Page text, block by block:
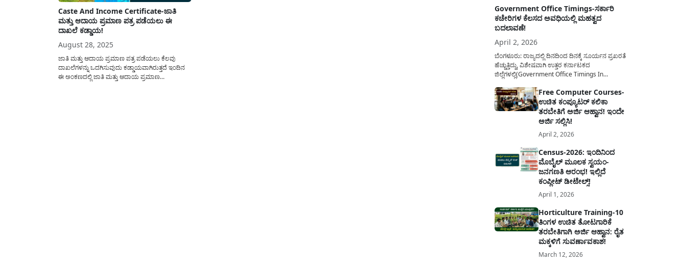
Caste And Income Certificate-ಜಾತಿ
ಮತ್ತು ಆದಾಯ ಪ್ರಮಾಣ ಪತ್ರ ಪಡೆಯಲು ಈ
ದಾಖಲೆ ಕಡ್ಡಾಯ!
August 28, 2025
ಜಾತಿ ಮತ್ತು ಆದಾಯ ಪ್ರಮಾಣ ಪತ್ರ ಪಡೆಯಲು ಕೆಲವು
ದಾಖಲೆಗಳನ್ನು ಒದಗಿಸುವುದು ಕಡ್ಡಾಯವಾಗಿರುತ್ತದೆ ಇಂದಿನ
ಈ ಅಂಕಣದಲ್ಲಿ ಜಾತಿ ಮತ್ತು ಆದಾಯ ಪ್ರಮಾಣ
Government Office Timings-ಸರ್ಕಾರಿ
ಕಚೇರಿಗಳ ಕೆಲಸದ ಅವಧಿಯಲ್ಲಿ ಮಹತ್ವದ
ಬದಲಾವಣೆ!
April 2, 2026
ಬೆಂಗಳೂರು: ರಾಜ್ಯದಲ್ಲಿ ದಿನದಿಂದ ದಿನಕ್ಕೆ ಸೂರ್ಯನ ಪ್ರಖರತೆ
ಹೆಚ್ಚುತ್ತಿದ್ದು, ವಿಶೇಷವಾಗಿ ಉತ್ತರ ಕರ್ನಾಟಕದ
ಜಿಲ್ಲೆಗಳಲ್ಲಿ(Government Office Timings In
ಹಿನ್ನೆಲೆಯಲ್ಲಿ ಸರ್ಕಾರಿ ನೌಕರರ ಹಿತದೃಷ್ಟಿಯಿಂದ ಹಾಗೂ
ಸಾರ್ವಜನಿಕರ ಅನುಕೂಲಕ್ಕಾಗಿ ಕರ್ನಾಟಕ ಸರ್ಕಾರವು
ಮಹತ್ವದ ನಿರ್ಧಾರವೊಂದನ್ನು ಕೈಗೊಂಡಿದೆ. ಕಿತ್ತೂರು ಕರ್ನಾಟಕ
ಮತ್ತು ಕಲ್ಯಾಣ ಕರ್ನಾಟಕದ ಒಟ್ಟು 9 ಜಿಲ್ಲೆಗಳಲ್ಲಿ ಏಪ್ರಿಲ್...
Free Computer Courses-
ಉಚಿತ ಕಂಪ್ಯೂಟರ್ ಕಲಿಕಾ
ತರಬೇತಿಗೆ ಅರ್ಜಿ ಆಹ್ವಾನ! ಇಂದೇ
ಅರ್ಜಿ ಸಲ್ಲಿಸಿ!
April 2, 2026
Census-2026: ಇಂದಿನಿಂದ
ಮೊಬೈಲ್ ಮೂಲಕ ಸ್ವಯಂ-
ಜನಗಣತಿ ಆರಂಭ! ಇಲ್ಲಿದೆ
ಕಂಪ್ಲೀಟ್ ಡೀಟೇಲ್ಸ್!
April 1, 2026
Horticulture Training-10
ತಿಂಗಳ ಉಚಿತ ತೋಟಗಾರಿಕೆ
ತರಬೇತಿಗಾಗಿ ಅರ್ಜಿ ಆಹ್ವಾನ: ರೈತ
ಮಕ್ಕಳಿಗೆ ಸುವರ್ಣಾವಕಾಶ!
March 12, 2026